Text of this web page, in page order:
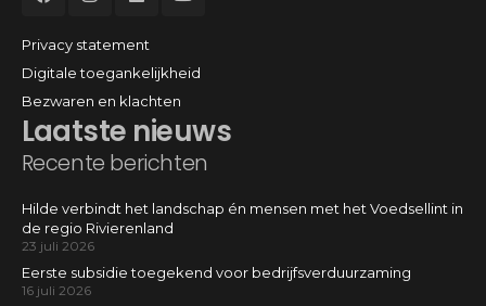
Laatste nieuws
Recente berichten
Hilde verbindt het landschap én mensen met het Voedsellint in
de regio Rivierenland
23 juli 2026
Eerste subsidie toegekend voor bedrijfsverduurzaming
16 juli 2026
Privacy statement
Digitale toegankelijkheid
Bezwaren en klachten